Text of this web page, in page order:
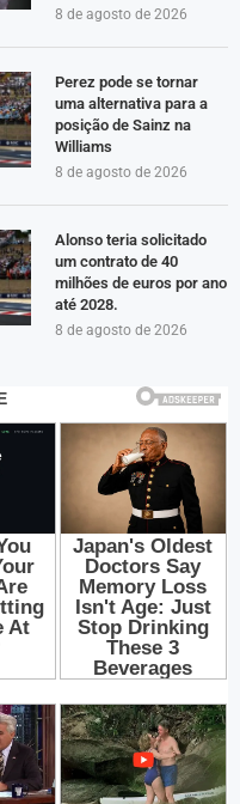
8 de agosto de 2026
Perez pode se tornar
uma alternativa para a
posição de Sainz na
Williams
8 de agosto de 2026
Alonso teria solicitado
um contrato de 40
milhões de euros por ano
até 2028.
8 de agosto de 2026